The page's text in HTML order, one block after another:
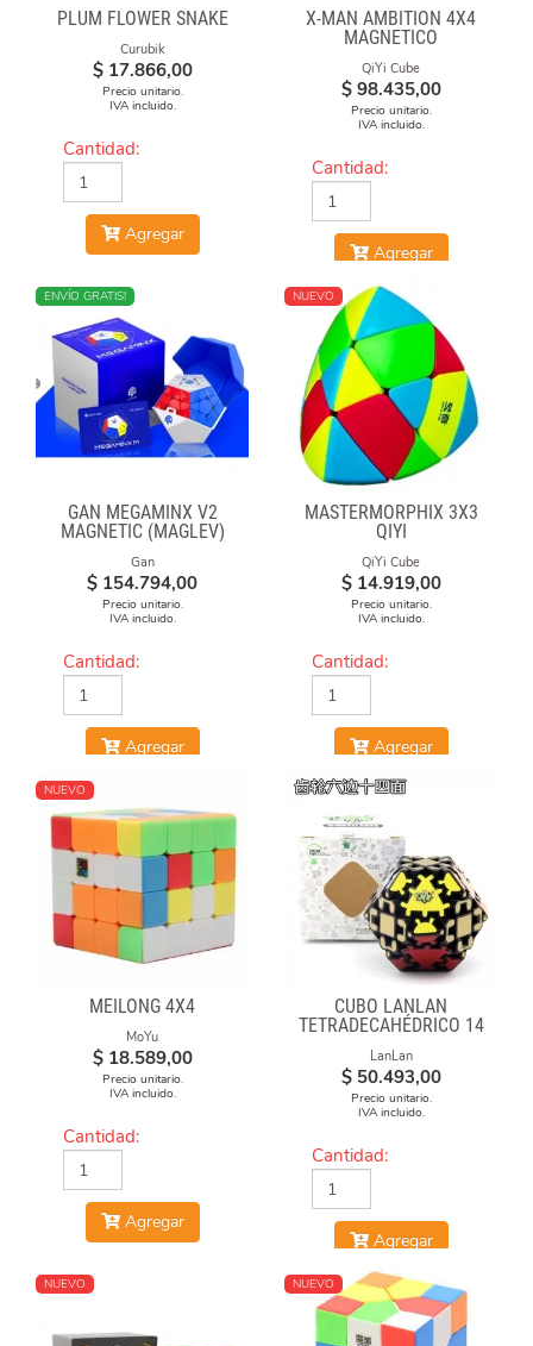
PLUM FLOWER SNAKE
Curubik
$ 17.866,00
Precio unitario.
IVA incluido.
Cantidad:
Agregar
X-MAN AMBITION 4X4
MAGNETICO
QiYi Cube
$ 98.435,00
Precio unitario.
IVA incluido.
Cantidad:
Agregar
NUEVO
ENVÍO GRATIS!
GAN MEGAMINX V2
MAGNETIC (MAGLEV)
Gan
$ 154.794,00
Precio unitario.
IVA incluido.
Cantidad:
Agregar
NUEVO
MASTERMORPHIX 3X3
QIYI
QiYi Cube
$ 14.919,00
Precio unitario.
IVA incluido.
Cantidad:
Agregar
NUEVO
MEILONG 4X4
MoYu
$ 18.589,00
Precio unitario.
IVA incluido.
Cantidad:
Agregar
CUBO LANLAN
TETRADECAHÉDRICO 14
FACES GEAR CUBE
BLACK
LanLan
$ 50.493,00
Precio unitario.
IVA incluido.
Cantidad:
Agregar
NUEVO NUEVO